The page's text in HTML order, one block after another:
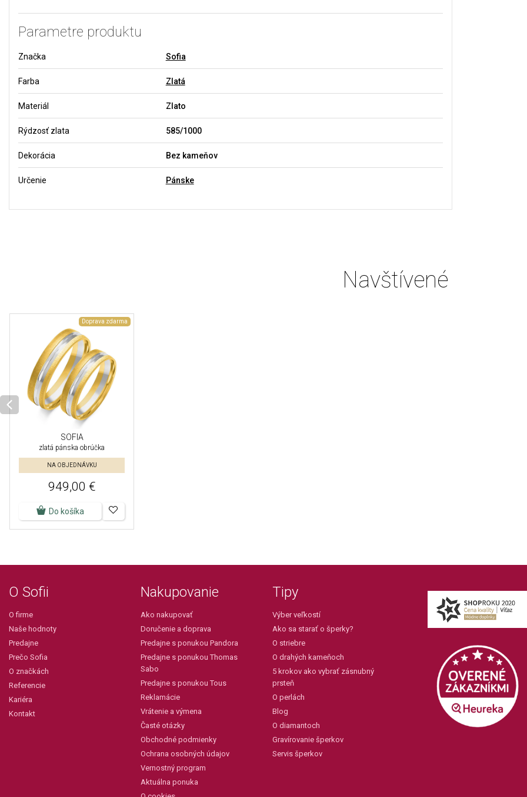
Parametre produktu
Značka Sofia
Farba Zlatá
Materiál Zlato
Rýdzosť zlata 585/1000
Dekorácia Bez kameňov
Určenie Pánske
Navštívené
Doprava zdarma
SOFIA
zlatá pánska obrúčka
NA OBJEDNÁVKU
949,00 €
Do košíka
O Sofii
O firme
Naše hodnoty
Predajne
Prečo Sofia
O značkách
Referencie
Kariéra
Kontakt
Nakupovanie
Ako nakupovať
Doručenie a doprava
Predajne s ponukou Pandora
Predajne s ponukou Thomas
Sabo
Predajne s ponukou Tous
Reklamácie
Vrátenie a výmena
Časté otázky
Obchodné podmienky
Ochrana osobných údajov
Vernostný program
Aktuálna ponuka
Tipy
Výber veľkostí
Ako sa starať o šperky?
O striebre
O drahých kameňoch
5 krokov ako vybrať zásnubný
prsteň
O perlách
Blog
O diamantoch
Gravírovanie šperkov
Servis šperkov